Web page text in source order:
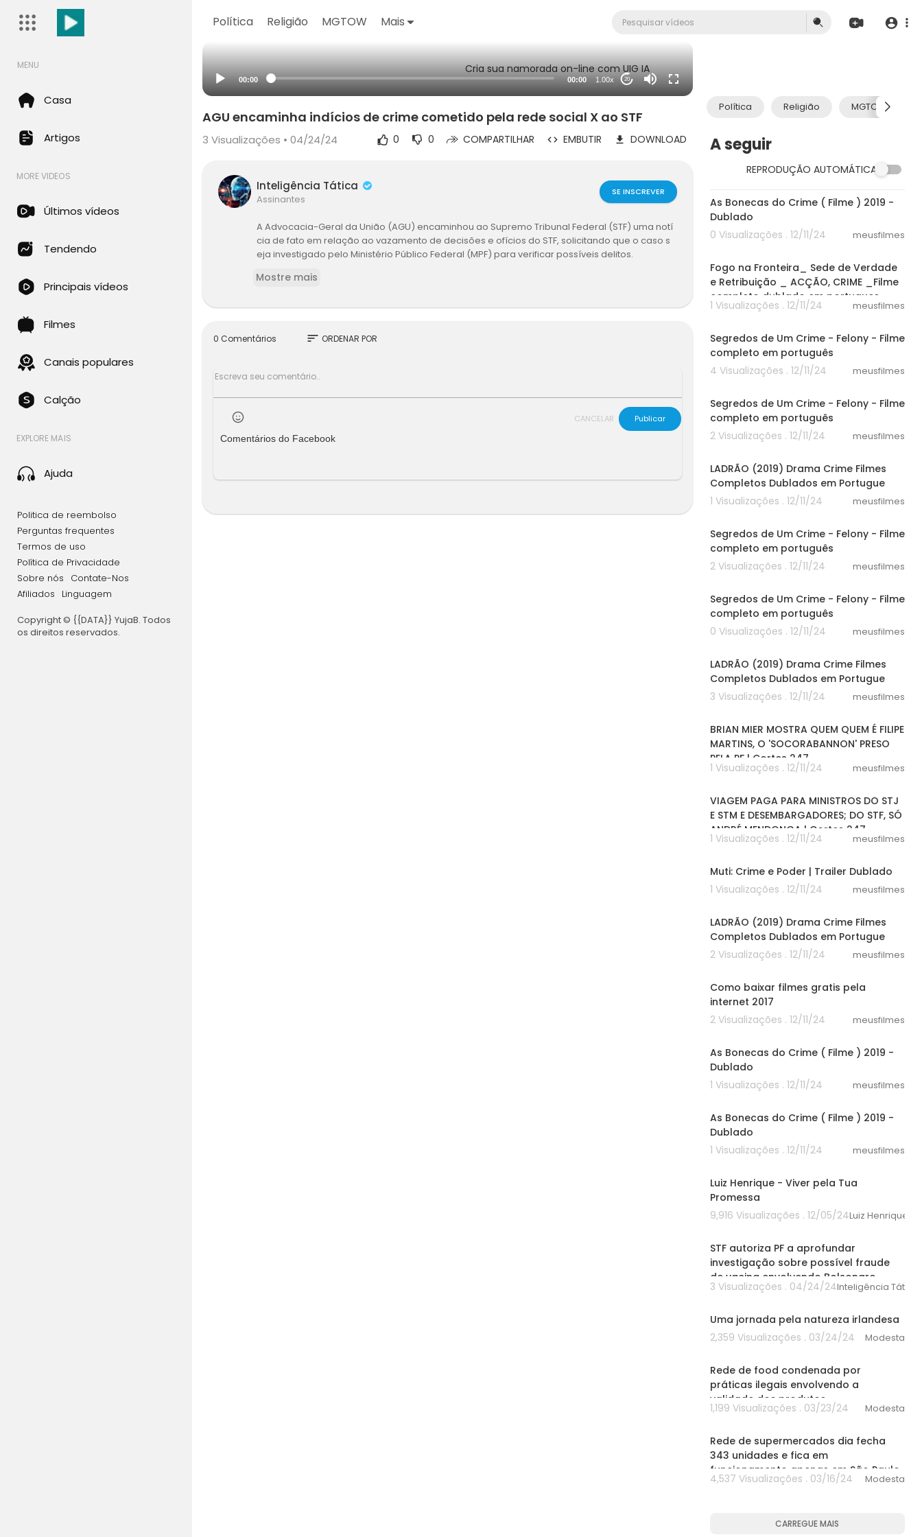
Política Religião MGTOW Mais
MENU
Casa
Artigos
MORE VIDEOS
Últimos vídeos
Tendendo
Principais vídeos
Filmes
Canais populares
Calção
EXPLORE MAIS
Ajuda
Politica de reembolso
Perguntas frequentes
Termos de uso
Política de Privacidade
Sobre nós
Contate-Nos
Afiliados
Linguagem
Copyright © {{DATA}} YujaB. Todos
os direitos reservados.
Cria sua namorada on-line com UIG IA
00:00 00:00 1.00x 20
Política Religião MGTOW
A seguir
REPRODUÇÃO AUTOMÁTICA
38:25
As Bonecas do Crime ( Filme ) 2019 -
Dublado
0 Visualizações . 12/11/24
meusfilmes
Fogo na Fronteira_ Sede de Verdade
e Retribuição _ ACÇÃO, CRIME _Filme
completo dublado em portugues
1 Visualizações . 12/11/24 meusfilmes
Segredos de Um Crime - Felony - Filme
completo em português
4 Visualizações . 12/11/24
meusfilmes
Segredos de Um Crime - Felony - Filme
completo em português
2 Visualizações . 12/11/24
meusfilmes
LADRÃO (2019) Drama Crime Filmes
Completos Dublados em Portugue
1 Visualizações . 12/11/24
meusfilmes
Segredos de Um Crime - Felony - Filme
completo em português
2 Visualizações . 12/11/24
meusfilmes
Segredos de Um Crime - Felony - Filme
completo em português
0 Visualizações . 12/11/24
meusfilmes
LADRÃO (2019) Drama Crime Filmes
Completos Dublados em Portugue
3 Visualizações . 12/11/24
meusfilmes
BRIAN MIER MOSTRA QUEM QUEM É FILIPE
MARTINS, O 'SOCORABANNON' PRESO
PELA PF | Cortes 247
1 Visualizações . 12/11/24 meusfilmes
VIAGEM PAGA PARA MINISTROS DO STJ
E STM E DESEMBARGADORES; DO STF, SÓ
ANDRÉ MENDONÇA | Cortes 247
1 Visualizações . 12/11/24 meusfilmes
Muti: Crime e Poder | Trailer Dublado
1 Visualizações . 12/11/24
meusfilmes
LADRÃO (2019) Drama Crime Filmes
Completos Dublados em Portugue
2 Visualizações . 12/11/24
meusfilmes
Como baixar filmes gratis pela
internet 2017
2 Visualizações . 12/11/24
meusfilmes
As Bonecas do Crime ( Filme ) 2019 -
Dublado
1 Visualizações . 12/11/24
meusfilmes
As Bonecas do Crime ( Filme ) 2019 -
Dublado
1 Visualizações . 12/11/24
meusfilmes
Luiz Henrique - Viver pela Tua
Promessa
9,916 Visualizações . 12/05/24Luiz Henrique
STF autoriza PF a aprofundar
investigação sobre possível fraude
de vacina envolvendo Bolsonaro
3 Visualizações . 04/24/24Inteligência Tática
Uma jornada pela natureza irlandesa
2,359 Visualizações . 03/24/24
Modesta
Rede de food condenada por
práticas ilegais envolvendo a
validade dos produtos
1,199 Visualizações . 03/23/24 Modesta
Rede de supermercados dia fecha
343 unidades e fica em
funcionamento apenas em São Paulo
4,537 Visualizações . 03/16/24 Modesta
CARREGUE MAIS
AGU encaminha indícios de crime cometido pela rede social X ao STF
3 Visualizações • 04/24/24 0 0 COMPARTILHAR EMBUTIR DOWNLOAD
Inteligência Tática
Assinantes
SE INSCREVER
A Advocacia-Geral da União (AGU) encaminhou ao Supremo Tribunal Federal (STF) uma notí
cia de fato em relação ao vazamento de decisões e ofícios do STF, solicitando que o caso s
eja investigado pelo Ministério Público Federal (MPF) para verificar possíveis delitos.
Mostre mais
0 Comentários sort ORDENAR POR
CANCELAR
Publicar
Comentários do Facebook